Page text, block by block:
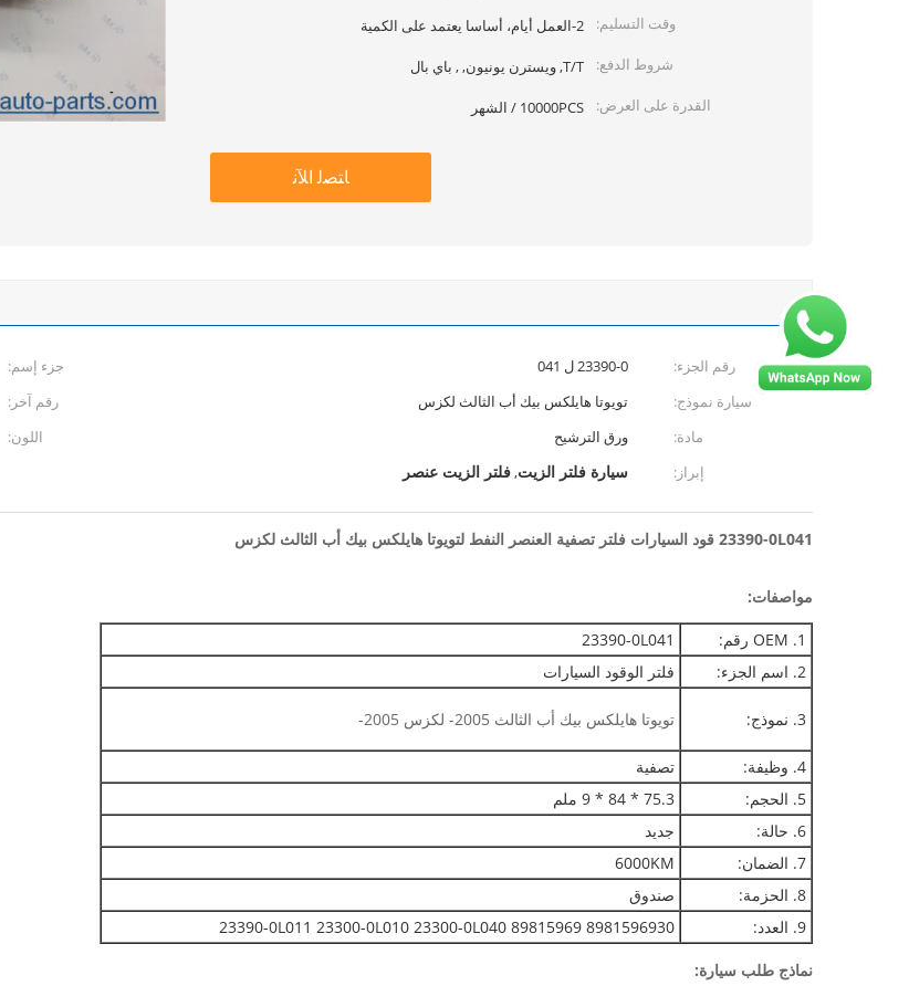
وقت التسليم:
2-العمل أيام، أساسا يعتمد على الكمية
شروط الدفع:
T/T, ويسترن يونيون, , باي بال
القدرة على العرض:
10000PCS / الشهر
ﺎﺘﺼﻟ ﺍﻶﻧ
رقم الجزء: 23390-0 ل 041 جزء إسم:
سيارة نموذج:
تويوتا هايلكس بيك أب الثالث لكزس رقم آخر:
مادة:
ورق الترشيح اللون:
إبراز:
سيارة فلتر الزيت,فلتر الزيت عنصر
23390-0L041 قود السيارات فلتر تصفية العنصر النفط لتويوتا هايلكس بيك أب الثالث لكزس
مواصفات:
1. OEM رقم:
23390-0L041
2. اسم الجزء:
فلتر الوقود السيارات
3. نموذج: تويوتا هايلكس بيك أب الثالث 2005- لكزس 2005-
4. وظيفة:
تصفية
5. الحجم:
75.3 * 84 * 9 ملم
6. حالة:
جديد
7. الضمان:
6000KM
8. الحزمة:
صندوق
9. العدد:
23390-0L011 23300-0L010 23300-0L040 89815969 8981596930
نماذج طلب سيارة: